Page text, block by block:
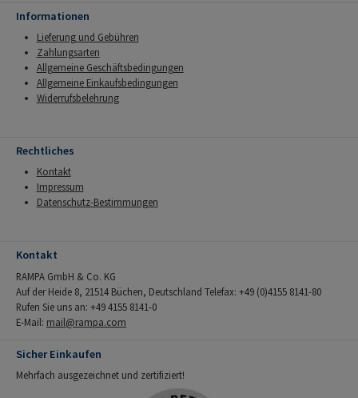
Informationen
Lieferung und Gebühren
Zahlungsarten
Allgemeine Geschäftsbedingungen
Allgemeine Einkaufsbedingungen
Widerrufsbelehrung
Rechtliches
Kontakt
Impressum
Datenschutz-Bestimmungen
Kontakt
RAMPA GmbH & Co. KG
Auf der Heide 8, 21514 Büchen, Deutschland Telefax: +49 (0)4155 8141-80
Rufen Sie uns an: +49 4155 8141-0
E-Mail: mail@rampa.com
Sicher Einkaufen
Mehrfach ausgezeichnet und zertifiziert!